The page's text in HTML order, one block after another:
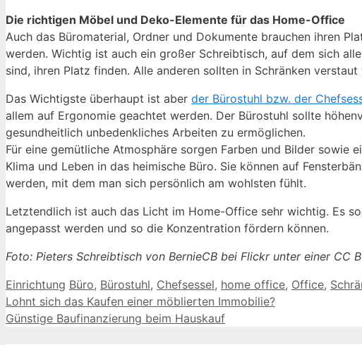
Die richtigen Möbel und Deko-Elemente für das Home-Office
Auch das Büromaterial, Ordner und Dokumente brauchen ihren
werden. Wichtig ist auch ein großer Schreibtisch, auf dem sich
sind, ihren Platz finden. Alle anderen sollten in Schränken
Das Wichtigste überhaupt ist aber der Bürostuhl bzw. der
allem auf Ergonomie geachtet werden. Der Bürostuhl sollte
gesundheitlich unbedenkliches Arbeiten zu ermöglichen.
Für eine gemütliche Atmosphäre sorgen Farben und Bilder sowie
Klima und Leben in das heimische Büro. Sie können auf
werden, mit dem man sich persönlich am wohlsten fühlt.
Letztendlich ist auch das Licht im Home-Office sehr wichtig. Es
angepasst werden und so die Konzentration fördern können.
Foto: Pieters Schreibtisch von BernieCB bei Flickr unter einer CC
Kategorien
Einrichtung Schlagwörter
Büro, Bürostuhl, Chefsessel, home office, Office,
Lohnt sich das Kaufen einer möblierten Immobilie?
Günstige Baufinanzierung beim Hauskauf